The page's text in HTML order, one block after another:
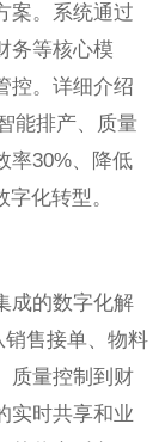
案。系统通过
务等核心模
控。详细介绍
能排产、质量
率30%、降低
化转型。
成的数字化解
销售接单、物料
质量控制到财
实时共享和业